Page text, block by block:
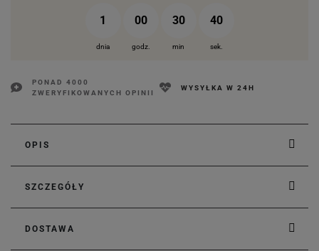
1 00 30 39
dnia godz. min sek.
PONAD 4000
ZWERYFIKOWANYCH OPINII
WYSYŁKA W 24H
OPIS
SZCZEGÓŁY
DOSTAWA